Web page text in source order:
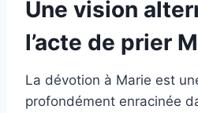
Une vision
l’acte de prier
La dévotion à Marie est
profondément enracinée